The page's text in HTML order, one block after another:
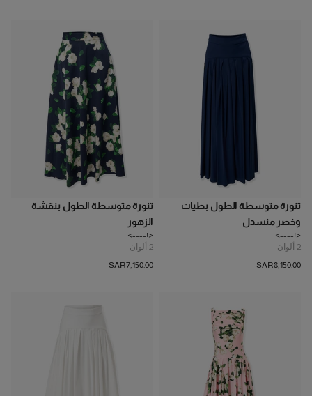
تنورة متوسطة الطول بطيات
وخصر منسدل
<!---->
2 ألوان
SAR‌8,150.00
تنورة متوسطة الطول بنقشة
الزهور
<!---->
2 ألوان
SAR‌7,150.00